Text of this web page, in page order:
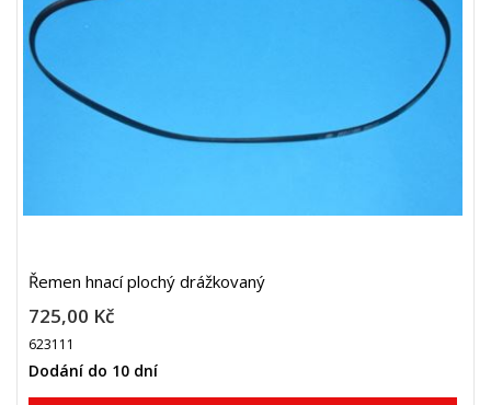
Řemen hnací plochý drážkovaný
725,00 Kč
623111
Dodání do 10 dní